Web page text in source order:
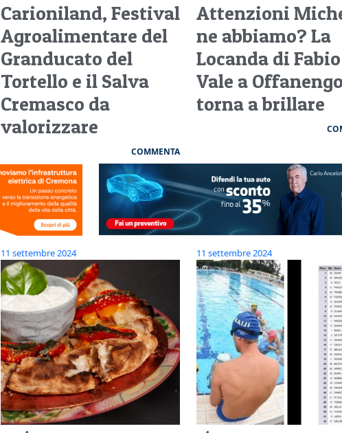
Carioniland, Festival
Agroalimentare del
Granducato del
Tortello e il Salva
Cremasco da
valorizzare
COMMENTA
Attenzioni
ne abbiamo? La
Locanda di
Vale a
torna a brillare
11 settembre 2024 11 settembre 2024